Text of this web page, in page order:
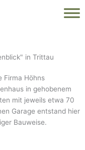
in Trittau
Firma Höhns
in gehobenem
mit jeweils etwa 70
Garage entstand hier
Bauweise.